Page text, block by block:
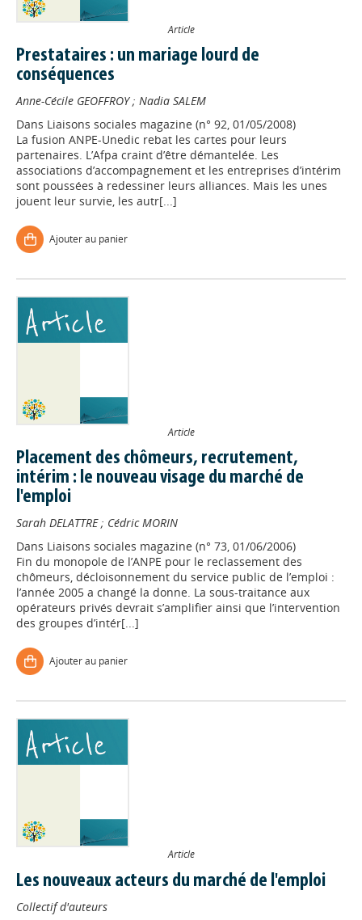
Article
Prestataires : un mariage lourd de
conséquences
Anne-Cécile GEOFFROY; Nadia SALEM
Dans Liaisons sociales magazine (n° 92, 01/05/2008)
La fusion ANPE-Unedic rebat les cartes pour leurs
partenaires. L’Afpa craint d’être démantelée. Les
associations d’accompagnement et les entreprises d’intérim
sont poussées à redessiner leurs alliances. Mais les unes
jouent leur survie, les autr[...]
Ajouter au panier
Article
Placement des chômeurs, recrutement,
intérim : le nouveau visage du marché de
l'emploi
Sarah DELATTRE; Cédric MORIN
Dans Liaisons sociales magazine (n° 73, 01/06/2006)
Fin du monopole de l’ANPE pour le reclassement des
chômeurs, décloisonnement du service public de l’emploi :
l’année 2005 a changé la donne. La sous-traitance aux
opérateurs privés devrait s’amplifier ainsi que l’intervention
des groupes d’intér[...]
Ajouter au panier
Article
Les nouveaux acteurs du marché de l'emploi
Collectif d'auteurs